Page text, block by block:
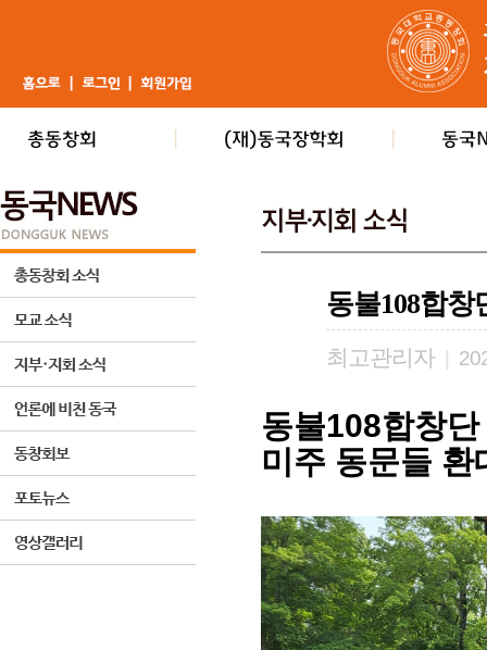
동불108합
최고관리자
동불108합창
미주 동문들 환